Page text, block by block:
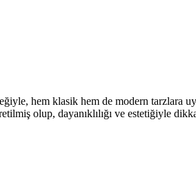
hem klasik hem de modern
olup, dayanıklılığı ve estetiğiyle